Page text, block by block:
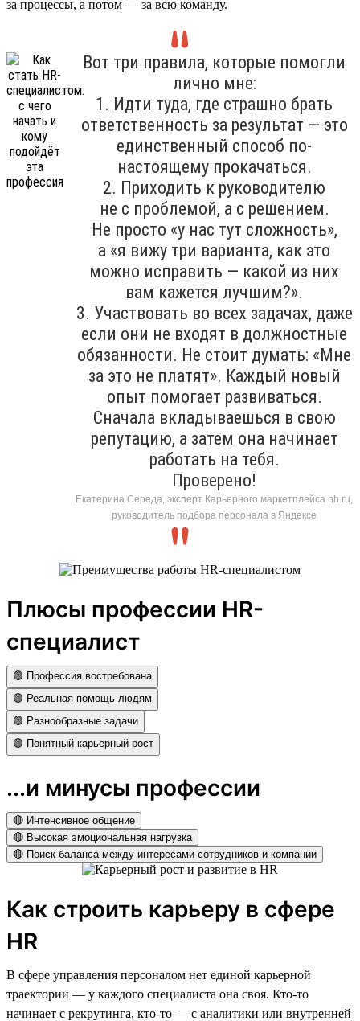
за процессы, а потом — за всю команду.
Вот три правила, которые помогли
лично мне:
1. Идти туда, где страшно брать
ответственность за результат — это
единственный способ по-
настоящему прокачаться.
2. Приходить к руководителю
не с проблемой, а с решением.
Не просто «у нас тут сложность»,
а «я вижу три варианта, как это
можно исправить — какой из них
вам кажется лучшим?».
3. Участвовать во всех задачах, даже
если они не входят в должностные
обязанности. Не стоит думать: «Мне
за это не платят». Каждый новый
опыт помогает развиваться.
Сначала вкладываешься в свою
репутацию, а затем она начинает
работать на тебя.
Проверено!
Екатерина Середа, эксперт Карьерного маркетплейса hh.ru,
руководитель подбора персонала в Яндексе
Плюсы профессии HR-
специалист
🟢 Профессия востребована
🟢 Реальная помощь людям
🟢 Разнообразные задачи
🟢 Понятный карьерный рост
...и минусы профессии
🔴 Интенсивное общение
🔴 Высокая эмоциональная нагрузка
🔴 Поиск баланса между интересами сотрудников и компании
Как строить карьеру в сфере
HR
В сфере управления персоналом нет единой карьерной
траектории — у каждого специалиста она своя. Кто-то
начинает с рекрутинга, кто-то — с аналитики или внутренней